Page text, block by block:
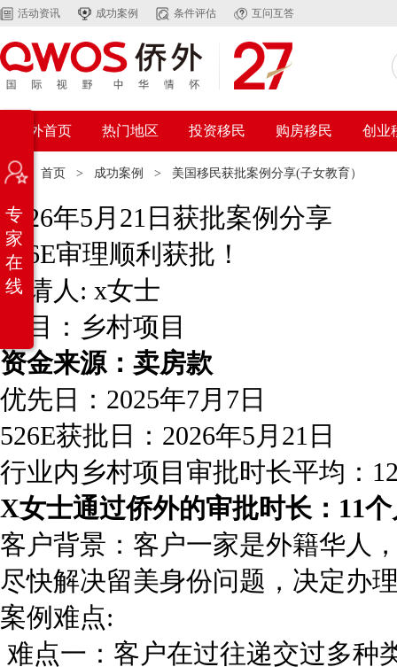
活动资讯 成功案例 条件评估 互问互答
侨外首页 热门地区 投资移民 购房移民 创业
位置： 首页 > 成功案例 > 美国移民获批案例分享(子女教育）
2026年5月21日获批案例分享
526E审理顺利获批！
申请人: x女士
项目：乡村项目
资金来源：卖房款
优先日：2025年7月7日
526E获批日：2026年5月21日
行业内乡村项目审批时长平均：
X女士通过侨外的审批时长：11
客户背景：客户一家是外籍华人
尽快解决留美身份问题，决定办
案例难点:
难点一：客户在过往递交过多种
专
家
在
线